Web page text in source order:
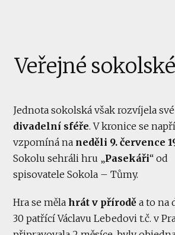
Veřejné
Jednota sokolská však rozvíjela
divadelní sféře. V kronice se
vzpomíná na neděli 9. července
Sokolu sehráli hru „Pasekáři“ od
spisovatele Sokola – Tůmy.
Hra se mělahrát v přírodě a to na
30 patřící Václavu Lebedovi t.č. v